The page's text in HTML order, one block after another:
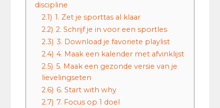
discipline
2.1) 1. Zet je sporttas al klaar
2.2) 2. Schrijf je in voor een sportles
2.3) 3. Download je favoriete playlist
2.4) 4. Maak een kalender met afvinklijst
2.5) 5. Maak een gezonde versie van je
lievelingseten
2.6) 6. Start with why
2.7) 7. Focus op 1 doel